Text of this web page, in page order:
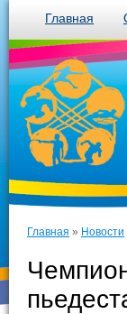
Главная
Главная » Новости